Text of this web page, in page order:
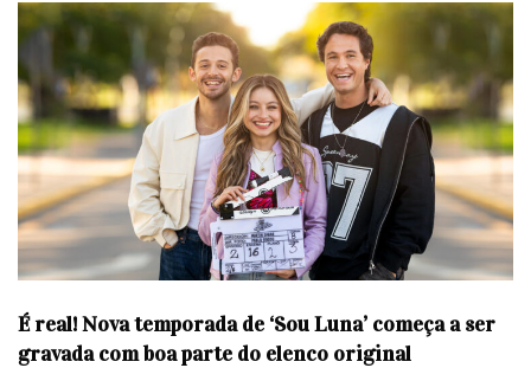
É real! Nova temporada de ‘Sou Luna’ começa a ser
gravada com boa parte do elenco original